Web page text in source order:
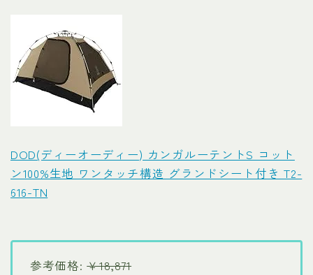
DOD(ディーオーディー) カンガルーテントS コット
ン100%生地 ワンタッチ構造 グランドシート付き T2-
616-TN
参考価格:￥18,871